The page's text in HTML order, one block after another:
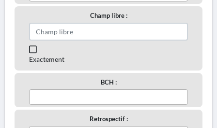
Champ libre :
Exactement
BCH :
Retrospectif :